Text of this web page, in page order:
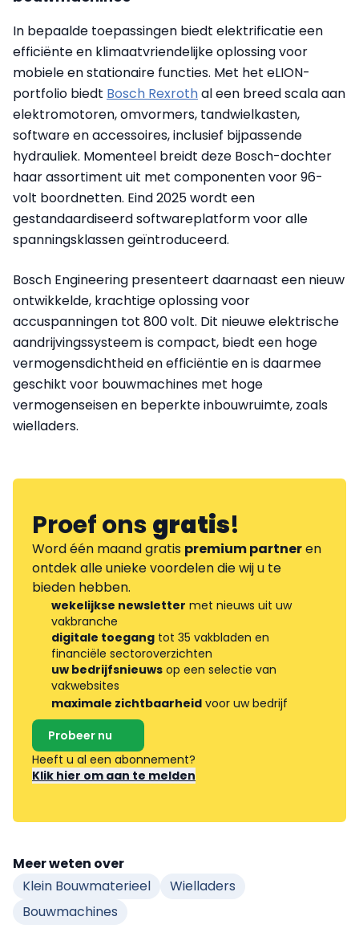
In bepaalde toepassingen biedt elektrificatie een
efficiënte en klimaatvriendelijke oplossing voor
mobiele en stationaire functies. Met het eLION-
portfolio biedt Bosch Rexrothal een breed scala aan
elektromotoren, omvormers, tandwielkasten,
software en accessoires, inclusief bijpassende
hydrauliek. Momenteel breidt deze Bosch-dochter
haar assortiment uit met componenten voor 96-
volt boordnetten. Eind 2025 wordt een
gestandaardiseerd softwareplatform voor alle
spanningsklassen geïntroduceerd.
Bosch Engineering presenteert daarnaast een nieuw
ontwikkelde, krachtige oplossing voor
accuspanningen tot 800 volt. Dit nieuwe elektrische
aandrijvingssysteem is compact, biedt een hoge
vermogensdichtheid en efficiëntie en is daarmee
geschikt voor bouwmachines met hoge
vermogenseisen en beperkte inbouwruimte, zoals
wielladers.
Proef onsgratis!
Word één maand gratis premium partneren
ontdek alle unieke voordelen die wij u te
bieden hebben.
wekelijkse newsletter met nieuws uit uw
vakbranche
digitale toegang tot 35 vakbladen en
financiële sectoroverzichten
uw bedrijfsnieuws op een selectie van
vakwebsites
maximale zichtbaarheid voor uw bedrijf
Probeer nu
Heeft u al een abonnement?
Klik hier om aan te melden
Meer weten over
Klein Bouwmaterieel
Wielladers
Bouwmachines